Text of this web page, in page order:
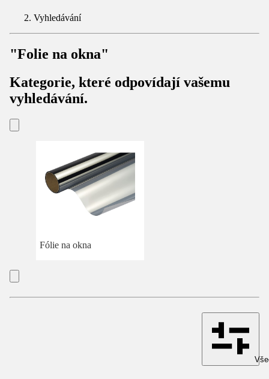
Vyhledávání
"Folie na okna"
Kategorie, které odpovídají vašemu
vyhledávání.
Fólie na okna